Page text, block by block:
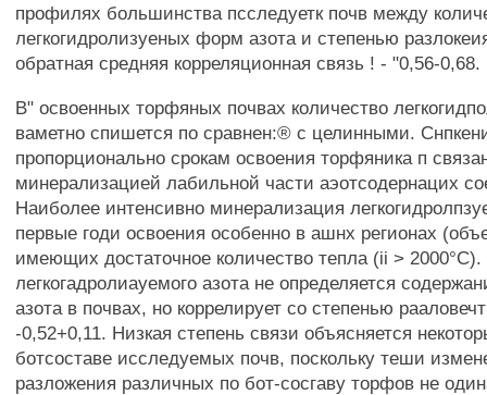
профилях большинства псследуетк почв между
легкогидролизуеных форм азота и степенью
обратная средняя корреляционная связь ! - "0,56-0,68.
В" освоенных торфяных почвах количество
ваметно спишется по сравнен:® с целинными.
пропорционально срокам освоения торфяника п
минерализацией лабильной части аэотсодернацих
Наиболее интенсивно минерализация
первые годи освоения особенно в ашнх регионах
имеющих достаточное количество тепла (ii > 2000°С).
легкогадролиауемого азота не определяется
азота в почвах, но коррелирует со степенью
-0,52+0,11. Низкая степень связи объясняется
ботсоставе исследуемых почв, поскольку теши
разложения различных по бот-сосгаву торфов не